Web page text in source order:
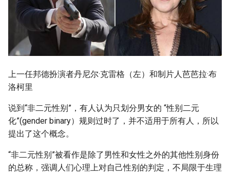
上一任邦德扮演者丹尼尔·克雷格（左）和制片人芭芭拉·布
洛柯里
说到“非二元性别”，有人认为只划分男女的 “性别二元
化”(gender binary）规则过时了，并不适用于所有人，所以
提出了这个概念。
“非二元性别”被看作是除了男性和女性之外的其他性别身份
的总称，强调人们心理上对自己性别的判定，不局限于生理